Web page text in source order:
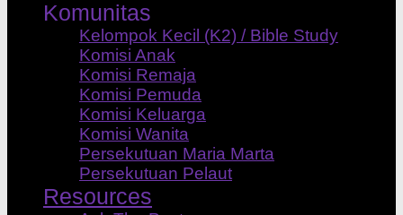
Komunitas
Kelompok Kecil (K2) / Bible Study
Komisi Anak
Komisi Remaja
Komisi Pemuda
Komisi Keluarga
Komisi Wanita
Persekutuan Maria Marta
Persekutuan Pelaut
Resources